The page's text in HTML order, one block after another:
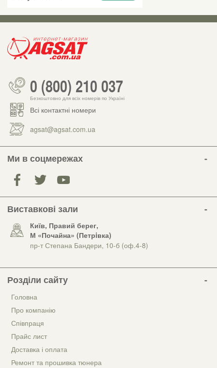
0 (800) 210 037
Безкоштовно для всіх номерів по Україні
Всі контактні номери
agsat@agsat.com.ua
Ми в соцмережах
Виставкові зали
Київ, Правий берег,
М «Почайна» (Петрiвка)
пр-т Степана Бандери, 10-б (оф.4-8)
Розділи сайту
Головна
Про компанію
Співпраця
Прайс лист
Доставка і оплата
Ремонт та прошивка тюнера